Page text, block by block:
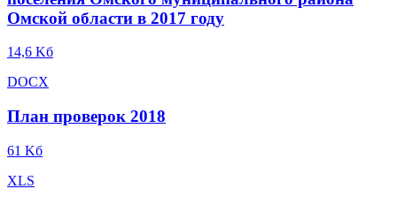
Омской области в 2017 году
14,6 Kб
DOCX
План проверок 2018
61 Kб
XLS